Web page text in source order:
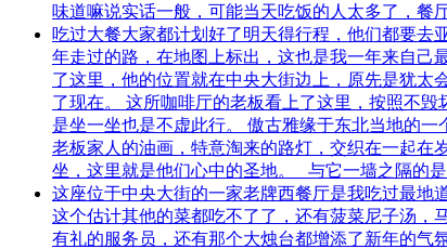
味道嘛说实话一般，可能当天吃饭的人太多了，餐
吃过大餐大家都计划好了明天得行程，他们都要去
年走过的路，在地图上标出，这也是我一年来自己
了这里，他的位置就在中央大街边上，原先是犹太
了现在。 这所咖啡厅的老板看上了这里，按照不
是坐一坐也是不虚此行。 傲古雅缘于东北当地的
老板家人的油画，特意淘来的路灯，交织在一起在
坐，这里就是他们心中的圣地。 与它一墙之隔的
这座位于中央大街的一家老牌西餐厅是我吃过最地
这个估计其他的菜都吃不了了，还有菠菜尼子汤，
有礼的服务员，还有那个大烛台都增添了新年的气